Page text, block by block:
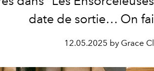
date de sortie… On
12.05.2025 by Grace